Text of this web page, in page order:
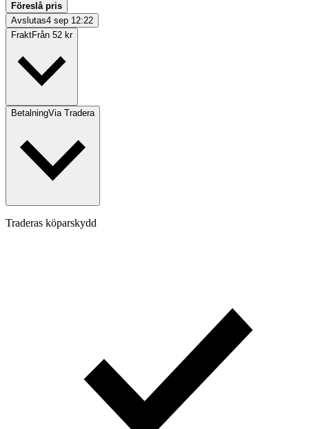
Föreslå pris
Avslutas4 sep 12:22
FraktFrån 52 kr
BetalningVia Tradera
Traderas köparskydd